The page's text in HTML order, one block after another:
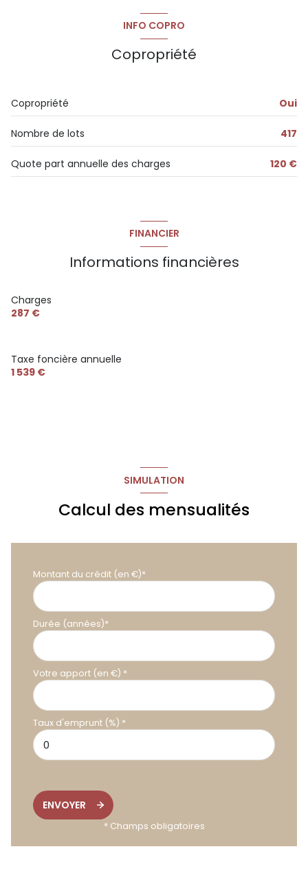
INFO COPRO
Copropriété
Copropriété Oui
Nombre de lots 417
Quote part annuelle des charges 120 €
FINANCIER
Informations financières
Charges
287 €
Taxe foncière annuelle
1 539 €
SIMULATION
Calcul des mensualités
Montant du crédit (en €)*
Durée (années)*
Votre apport (en €) *
Taux d'emprunt (%) *
ENVOYER
* Champs obligatoires